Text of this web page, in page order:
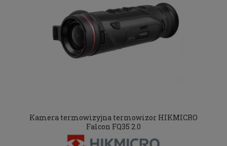
Kamera termowizyjna termowizor HIKMICRO
Falcon FQ35 2.0